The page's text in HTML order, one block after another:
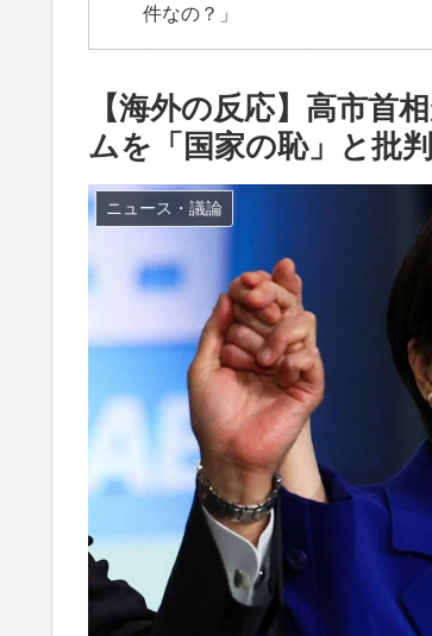
件なの？」
韓国人「意外に日本との関係が
のつながり‥」
▶ 海外「先進国で日本だけパスポ
▶ 韓国人「残酷だった日帝強占期
▶ 韓国人「世界で最も有名な日本
韓国人「猛暑で〇〇も疲れ果て
英国人「ようこそ」冨安健洋、
が歓迎！アーセナルファンも祝福
▶ 海外「StumbleUponが恋しいん
サイトの話
▶ 韓国人「日本でヤバい作品ばか
▶
米：トランプ大統領、「敵性外
略防止へ[海外の反応]
▶ 韓国人「日本のアニメ業界で100
【海外の反応】高市首
ムを「国家の恥」と批
ニュース・議論